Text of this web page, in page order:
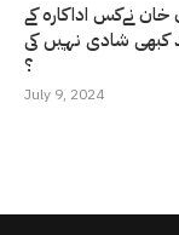
نےکس اداکارہ کے
کبھی شادی نہیں کی
؟
July 9, 2024